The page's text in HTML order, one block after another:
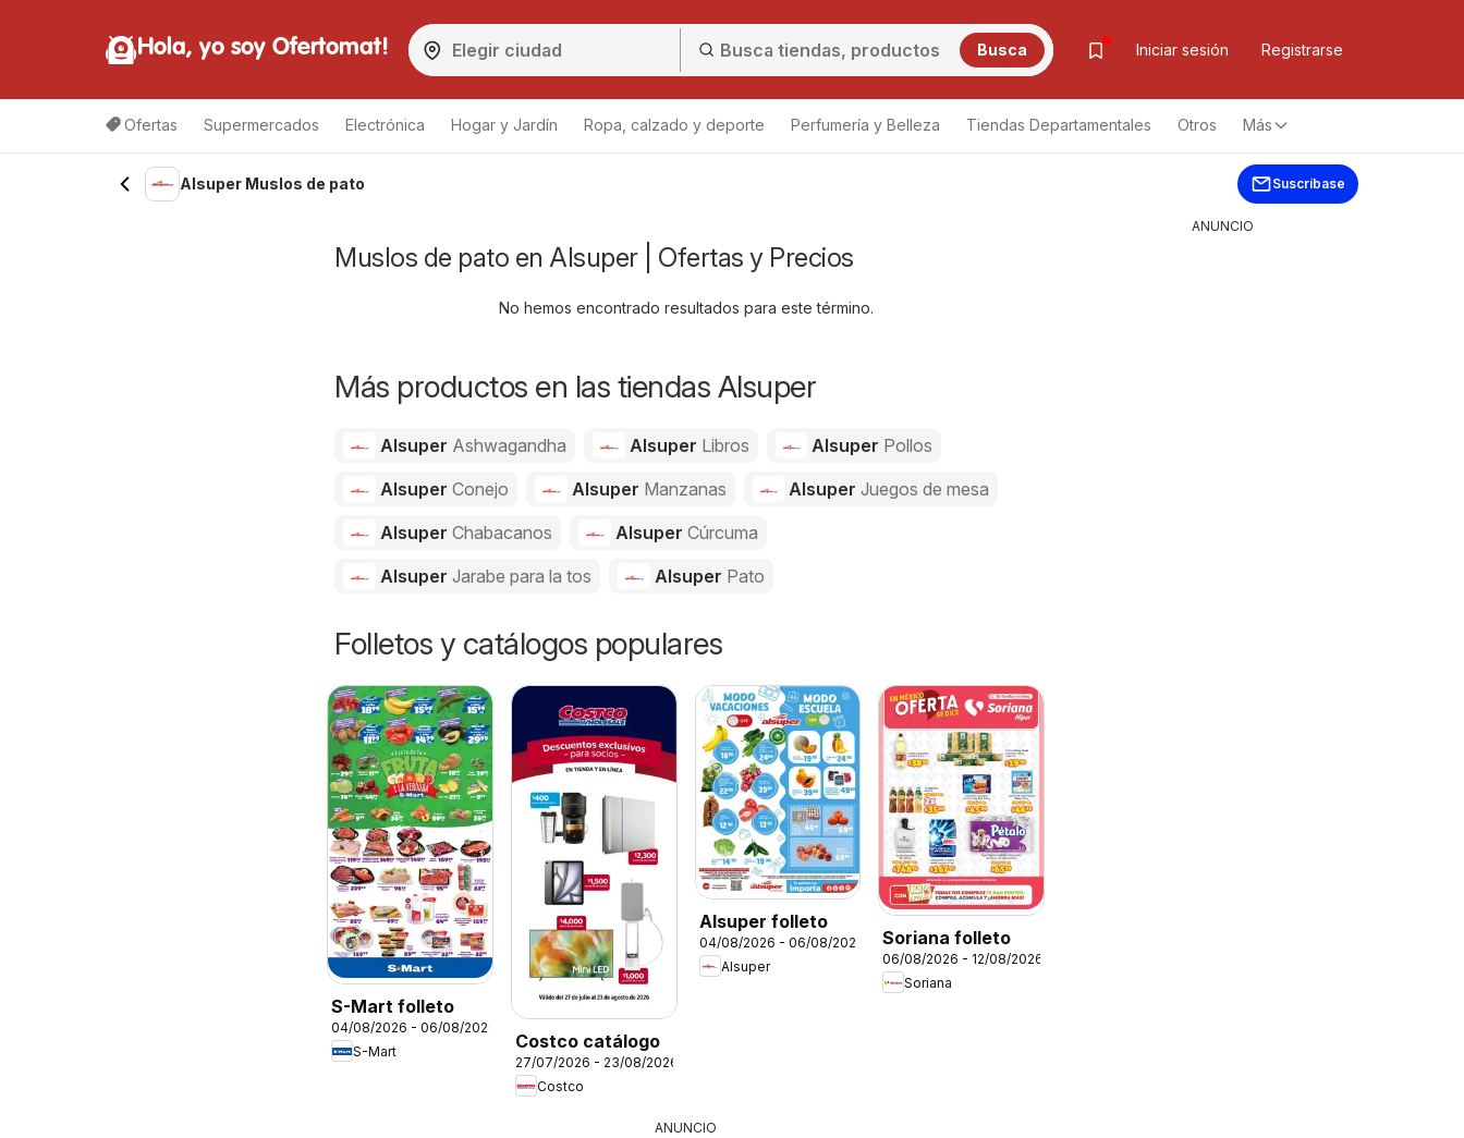
Hola, yo soy Ofertomat! Busca Iniciar sesión Registrarse
Ofertas Supermercados Electrónica Hogar y Jardín Ropa, calzado y deporte Perfumería y Belleza Tiendas Departamentales Otros Más
Alsuper Muslos de pato Suscríbase
Muslos de pato en Alsuper | Ofertas y Precios
No hemos encontrado resultados para este término.
Más productos en las tiendas Alsuper
Alsuper Ashwagandha Alsuper Libros Alsuper Pollos
Alsuper Conejo Alsuper Manzanas AlsuperJuegos de mesa
Alsuper Chabacanos Alsuper Cúrcuma
Alsuper Jarabe para la tos Alsuper Pato
Folletos y catálogos populares
S-Mart folleto
04/08/2026 - 06/08/2026
S-Mart
Costco catálogo
27/07/2026 - 23/08/2026
Costco
Alsuper folleto
04/08/2026 - 06/08/2026
Alsuper
Soriana folleto
06/08/2026 - 12/08/2026
Soriana
ANUNCIO
ANUNCIO